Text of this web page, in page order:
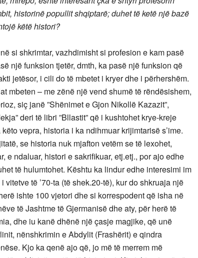
historinë popullit shqiptarë; duhet të ketë një bazë
këtë histori?
si shkrimtar, vazhdimisht si profesion e kam pasë
një funksion tjetër, dmth, ka pasë një funksion që
jetësor, i cili do të mbetet i kryer dhe i përhershëm.
mbeten – me zënë një vend shumë të rëndësishem,
siç janë ”Shënimet e Gjon Nikollë Kazazit”,
deri të libri ”Bllastit” që i kushtohet krye-kreje
vepra, historia i ka ndihmuar krijimtarisë s’ime.
se historia nuk mjafton vetëm se të lexohet,
e ndaluar, histori e sakrifikuar, etj.etj., por ajo edhe
të hulumtohet. Kështu ka lindur edhe interesimi im
të ’70-ta (të shek.20-të), kur do shkruaja një
ishte 100 vjetori dhe si korrespodent që isha në
të Jashtme të Gjermanisë dhe aty, për herë të
dhe iu kanë dhënë një çasje magjike, që unë
nënshkrimin e Abdylit (Frashërit) e qindra
Kjo ka qenë ajo që, jo më të merrem më